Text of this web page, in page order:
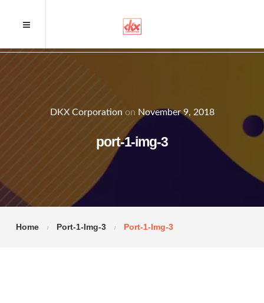
DKX Corporation on November 9, 2018
port-1-img-3
Home Port-1-Img-3 Port-1-Img-3